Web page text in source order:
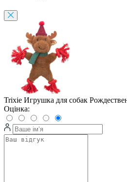
Trixie Игрушка для собак
Оцінка: